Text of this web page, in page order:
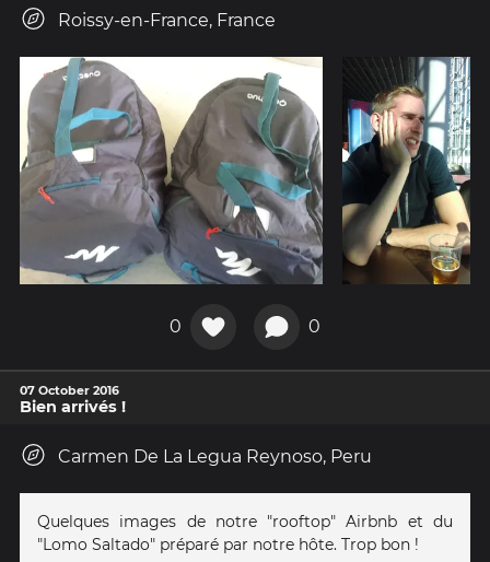
Roissy-en-France, France
0 0
07 October 2016
Bien arrivés !
Carmen De La Legua Reynoso, Peru
Quelques images de notre "rooftop" Airbnb et du
"Lomo Saltado" préparé par notre hôte. Trop bon !